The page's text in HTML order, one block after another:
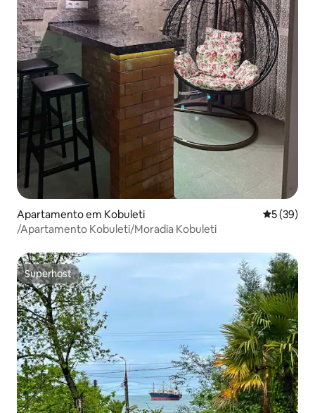
Apartamento em Kobuleti
5 (39)
/Apartamento Kobuleti/Moradia Kobuleti
Superhost
Superhost